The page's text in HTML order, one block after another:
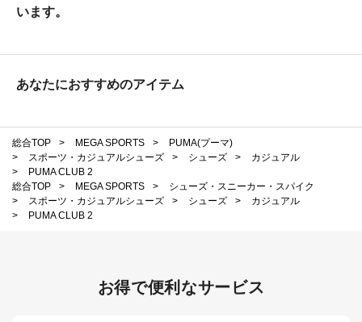
います。
あなたにおすすめのアイテム
総合TOP > MEGA SPORTS >
PUMA(プーマ)
>
スポーツ・カジュアルシューズ > シューズ >
カジュアル
>
PUMA CLUB 2
総合TOP
> MEGA SPORTS >
シューズ・スニーカー・スパイク
>
スポーツ・カジュアルシューズ > シューズ >
カジュアル
>
PUMA CLUB 2
お得で便利なサービス